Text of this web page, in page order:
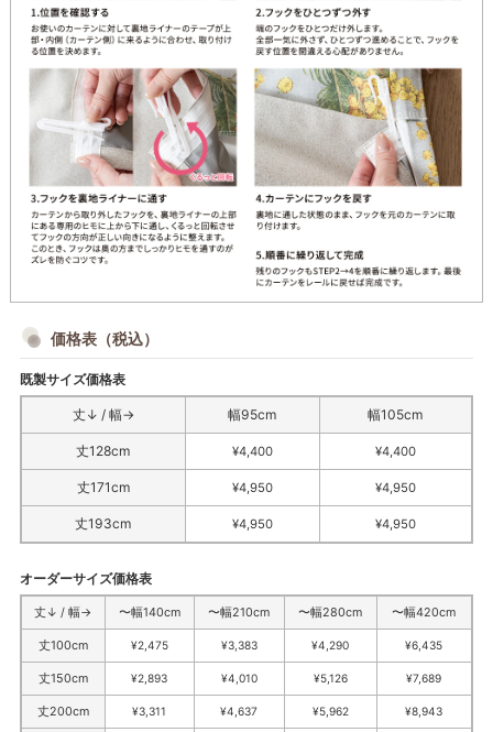
価格表（税込）
既製サイズ価格表
丈↓ / 幅→ 幅95cm 幅105cm
丈128cm ¥4,400 ¥4,400
丈171cm ¥4,950 ¥4,950
丈193cm ¥4,950 ¥4,950
オーダーサイズ価格表
丈↓ / 幅→ 〜幅140cm 〜幅210cm 〜幅280cm 〜幅420cm
丈100cm ¥2,475 ¥3,383 ¥4,290 ¥6,435
丈150cm ¥2,893 ¥4,010 ¥5,126 ¥7,689
丈200cm ¥3,311 ¥4,637 ¥5,962 ¥8,943